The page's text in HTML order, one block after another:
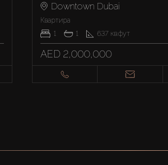
Downtown Dubai
Квартира
1
1 637 кв.фут
AED 2,000,000